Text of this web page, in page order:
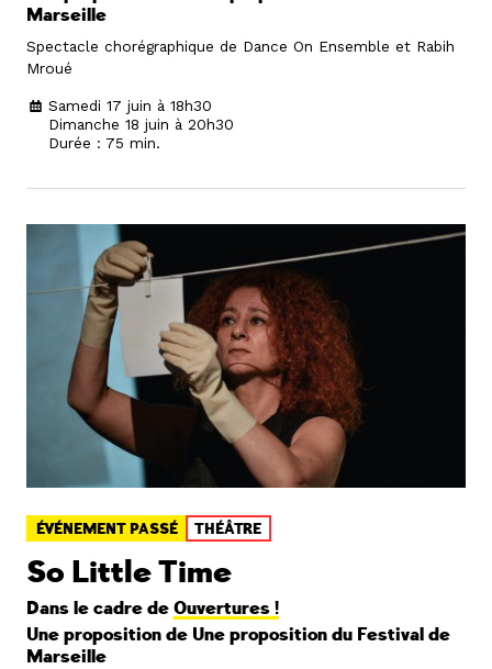
Marseille
Spectacle chorégraphique de Dance On Ensemble et Rabih
Mroué
Samedi 17 juin à 18h30
Dimanche 18 juin à 20h30
Durée : 75 min.
ÉVÉNEMENT PASSÉ THÉÂTRE
So Little Time
Dans le cadre de Ouvertures !
Une proposition de Une proposition du Festival de
Marseille